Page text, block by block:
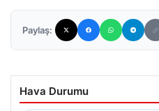
Paylaş:
Hava Durumu